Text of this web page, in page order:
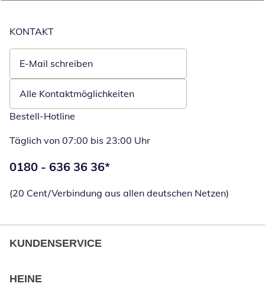
KONTAKT
E-Mail schreiben
Öffnet E-Mail-Client
Alle Kontaktmöglichkeiten
Bestell-Hotline
Täglich von 07:00 bis 23:00 Uhr
Telefonnummer:
0180 - 636 36 36*
(20 Cent/Verbindung aus allen deutschen Netzen)
KUNDENSERVICE
HEINE